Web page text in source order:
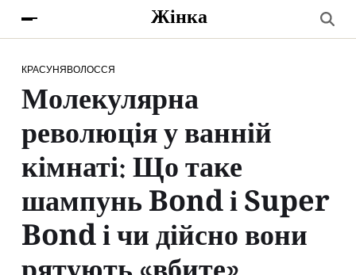
Жінка
КРАСУНЯ ВОЛОССЯ
Молекулярна
революція у ванній
кімнаті: Що таке
шампунь Bond і Super
Bond і чи дійсно вони